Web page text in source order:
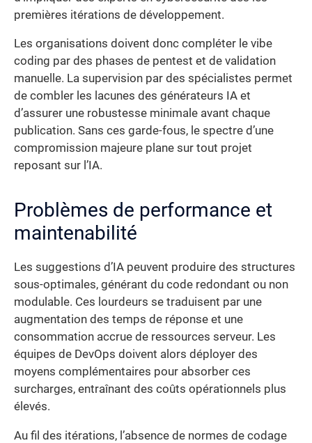
premières itérations de développement.
Les organisations doivent donc compléter le vibe
coding par des phases de pentest et de validation
manuelle. La supervision par des spécialistes permet
de combler les lacunes des générateurs IA et
d’assurer une robustesse minimale avant chaque
publication. Sans ces garde-fous, le spectre d’une
compromission majeure plane sur tout projet
reposant sur l’IA.
Problèmes de performance et
maintenabilité
Les suggestions d’IA peuvent produire des structures
sous-optimales, générant du code redondant ou non
modulable. Ces lourdeurs se traduisent par une
augmentation des temps de réponse et une
consommation accrue de ressources serveur. Les
équipes de DevOps doivent alors déployer des
moyens complémentaires pour absorber ces
surcharges, entraînant des coûts opérationnels plus
élevés.
Au fil des itérations, l’absence de normes de codage